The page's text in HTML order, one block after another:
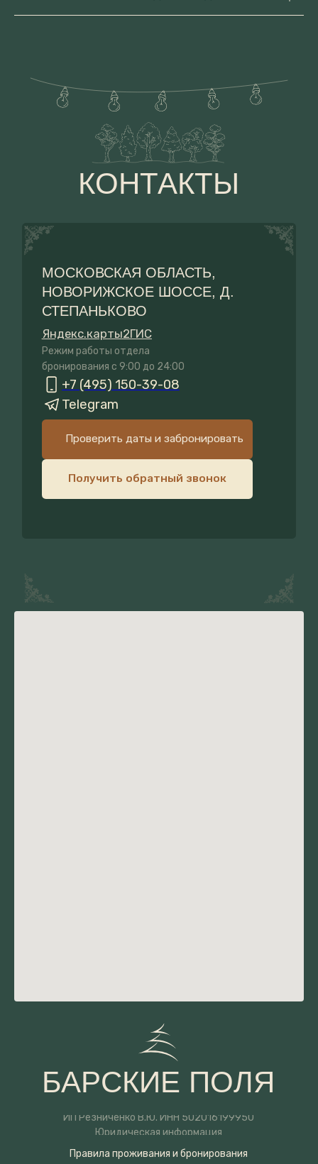
Договор оферты
Политика конфиденциальности
ИП Резниченко В.Ю. ИНН 502016199950
Юридическая информация
БАРСКИЕ ПОЛЯ